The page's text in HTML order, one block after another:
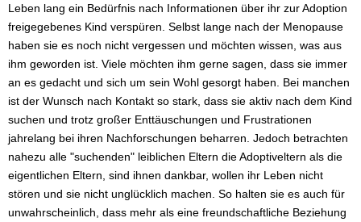
Leben lang ein Bedürfnis nach Informationen über ihr zur Adoption
freigegebenes Kind verspüren. Selbst lange nach der Menopause
haben sie es noch nicht vergessen und möchten wissen, was aus
ihm geworden ist. Viele möchten ihm gerne sagen, dass sie immer
an es gedacht und sich um sein Wohl gesorgt haben. Bei manchen
ist der Wunsch nach Kontakt so stark, dass sie aktiv nach dem Kind
suchen und trotz großer Enttäuschungen und Frustrationen
jahrelang bei ihren Nachforschungen beharren. Jedoch betrachten
nahezu alle "suchenden" leiblichen Eltern die Adoptiveltern als die
eigentlichen Eltern, sind ihnen dankbar, wollen ihr Leben nicht
stören und sie nicht unglücklich machen. So halten sie es auch für
unwahrscheinlich, dass mehr als eine freundschaftliche Beziehung